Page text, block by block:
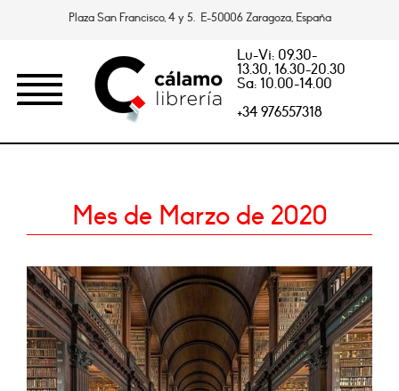
Plaza San Francisco, 4 y 5. E-50006 Zaragoza, España
Lu-Vi: 09.30-
13.30, 16.30-20.30
Sa: 10.00-14.00
+34 976557318
Mes de Marzo de 2020